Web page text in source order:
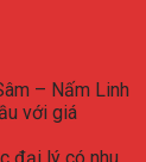
– Nấm Linh
với giá